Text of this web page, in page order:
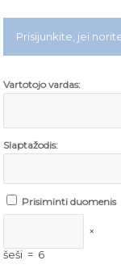
Prisijunkite, jei
Vartotojo vardas:
Slaptažodis:
Prisiminti duomenis
×
šeši = 6